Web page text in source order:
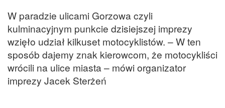
W paradzie ulicami Gorzowa czyli
kulminacyjnym punkcie dzisiejszej imprezy
wzięło udział kilkuset motocyklistów. – W ten
sposób dajemy znak kierowcom, że motocykliści
wrócili na ulice miasta – mówi organizator
imprezy Jacek Sterżeń